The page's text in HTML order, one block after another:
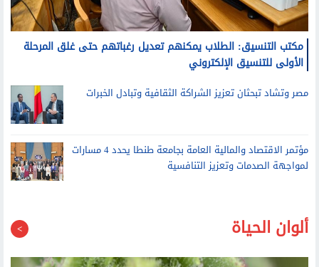
مكتب التنسيق: الطلاب يمكنهم تعديل رغباتهم حتى غلق المرحلة
الأولى للتنسيق الإلكتروني
مصر وتشاد تبحثان تعزيز الشراكة الثقافية وتبادل الخبرات
مؤتمر الاقتصاد والمالية العامة بجامعة طنطا يحدد 4 مسارات
لمواجهة الصدمات وتعزيز التنافسية
ألوان الحياة